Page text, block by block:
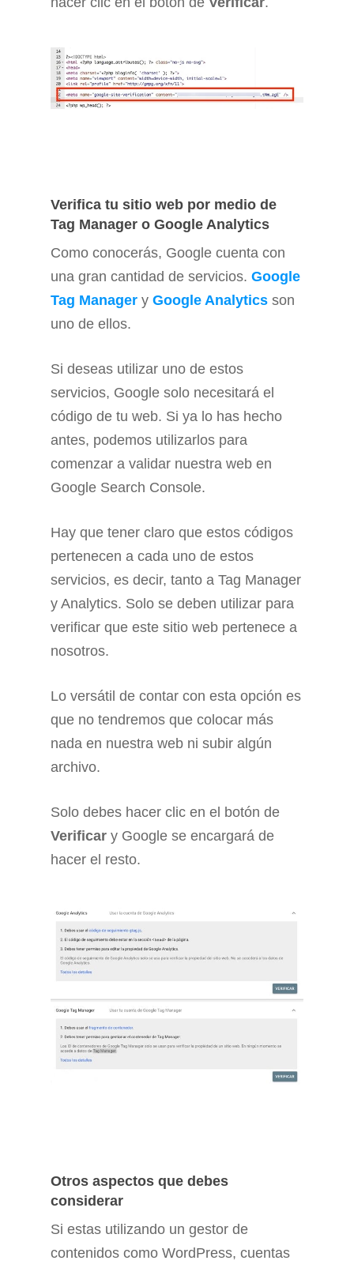
Verifica tu sitio web por medio de
Tag Manager o Google Analytics
Como conocerás, Google cuenta con
una gran cantidad de servicios. Google
Tag Manager y Google Analytics son
uno de ellos.
Si deseas utilizar uno de estos
servicios, Google solo necesitará el
código de tu web. Si ya lo has hecho
antes, podemos utilizarlos para
comenzar a validar nuestra web en
Google Search Console.
Hay que tener claro que estos códigos
pertenecen a cada uno de estos
servicios, es decir, tanto a Tag Manager
y Analytics. Solo se deben utilizar para
verificar que este sitio web pertenece a
nosotros.
Lo versátil de contar con esta opción es
que no tendremos que colocar más
nada en nuestra web ni subir algún
archivo.
Solo debes hacer clic en el botón de
Verificar y Google se encargará de
hacer el resto.
Otros aspectos que debes
considerar
Si estas utilizando un gestor de
contenidos como WordPress, cuentas